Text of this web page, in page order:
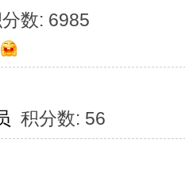
数: 6985
积分数: 56